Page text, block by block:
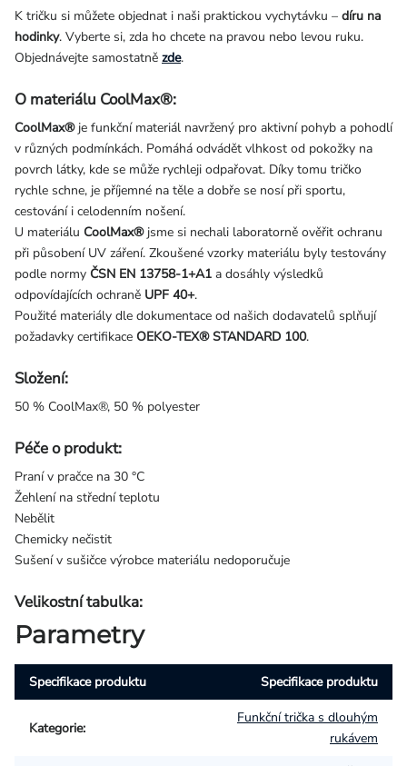
K tričku si můžete objednat i naši praktickou vychytávku – díru na
hodinky. Vyberte si, zda ho chcete na pravou nebo levou ruku.
Objednávejte samostatně zde.
O materiálu CoolMax®:
CoolMax®je funkční materiál navržený pro aktivní pohyb a pohodlí
v různých podmínkách. Pomáhá odvádět vlhkost od pokožky na
povrch látky, kde se může rychleji odpařovat. Díky tomu tričko
rychle schne, je příjemné na těle a dobře se nosí při sportu,
cestování i celodenním nošení.
U materiálu CoolMax®jsme si nechali laboratorně ověřit ochranu
při působení UV záření. Zkoušené vzorky materiálu byly testovány
podle normy ČSN EN 13758-1+A1 a dosáhly výsledků
odpovídajících ochraně UPF 40+.
Použité materiály dle dokumentace od našich dodavatelů splňují
požadavky certifikace OEKO-TEX® STANDARD 100.
Složení:
50 % CoolMax®, 50 % polyester
Péče o produkt:
Praní v pračce na 30 °C
Žehlení na střední teplotu
Nebělit
Chemicky nečistit
Sušení v sušičce výrobce materiálu nedoporučuje
Velikostní tabulka:
Parametry
Specifikace produktu Specifikace produktu
Kategorie:
Funkční trička s dlouhým
rukávem